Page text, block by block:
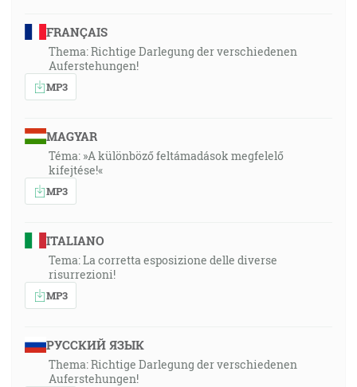
FRANÇAIS
Thema: Richtige Darlegung der verschiedenen
Auferstehungen!
MP3
MAGYAR
Téma: »A különböző feltámadások megfelelő
kifejtése!«
MP3
ITALIANO
Tema: La corretta esposizione delle diverse
risurrezioni!
MP3
РУССКИЙ ЯЗЫК
Thema: Richtige Darlegung der verschiedenen
Auferstehungen!